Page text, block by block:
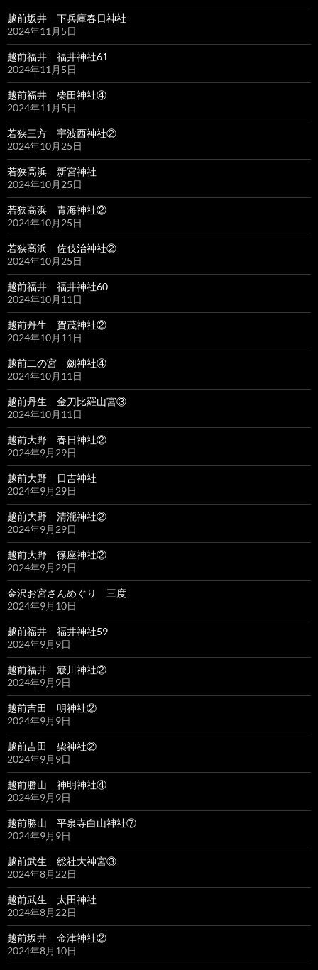
越前坂井 下兵庫春日神社
2024年11月5日
越前福井 福井神社61
2024年11月5日
越前福井 柴田神社④
2024年11月5日
若狭三方 宇波西神社②
2024年10月25日
若狭高浜 新宮神社
2024年10月25日
若狭高浜 青海神社②
2024年10月25日
若狭高浜 佐伎治神社②
2024年10月25日
越前福井 福井神社60
2024年10月11日
越前丹生 賀茂神社②
2024年10月11日
越前二の宮 劔神社④
2024年10月11日
越前丹生 金刀比羅山宮③
2024年10月11日
越前大野 春日神社②
2024年9月29日
越前大野 日吉神社
2024年9月29日
越前大野 清瀧神社②
2024年9月29日
越前大野 篠座神社②
2024年9月29日
金沢お宮さんめぐり 三度
2024年9月10日
越前福井 福井神社59
2024年9月9日
越前福井 簸川神社②
2024年9月9日
越前吉田 明神社②
2024年9月9日
越前吉田 柴神社②
2024年9月9日
越前勝山 神明神社④
2024年9月9日
越前勝山 平泉寺白山神社⑦
2024年9月9日
越前武生 総社大神宮③
2024年8月22日
越前武生 太田神社
2024年8月22日
越前坂井 金津神社②
2024年8月10日